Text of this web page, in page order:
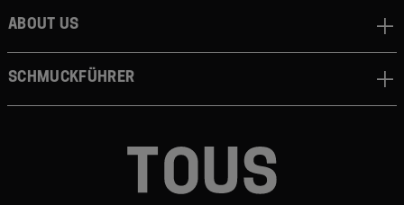
About us
Schmuckführer